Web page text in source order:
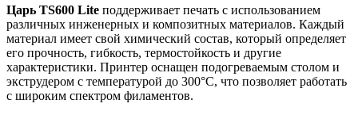
Царь TS600 Lite поддерживает печать с использованием
различных инженерных и композитных материалов. Каждый
материал имеет свой химический состав, который определяет
его прочность, гибкость, термостойкость и другие
характеристики. Принтер оснащен подогреваемым столом и
экструдером с температурой до 300°C, что позволяет работать
с широким спектром филаментов.